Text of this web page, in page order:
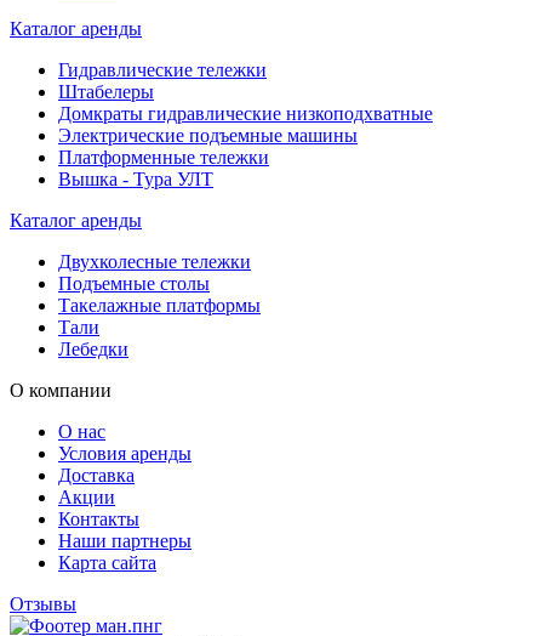
Каталог аренды
Гидравлические тележки
Штабелеры
Домкраты гидравлические низкоподхватные
Электрические подъемные машины
Платформенные тележки
Вышка - Тура УЛТ
Каталог аренды
Двухколесные тележки
Подъемные столы
Такелажные платформы
Тали
Лебедки
О компании
О нас
Условия аренды
Доставка
Акции
Контакты
Наши партнеры
Карта сайта
Отзывы